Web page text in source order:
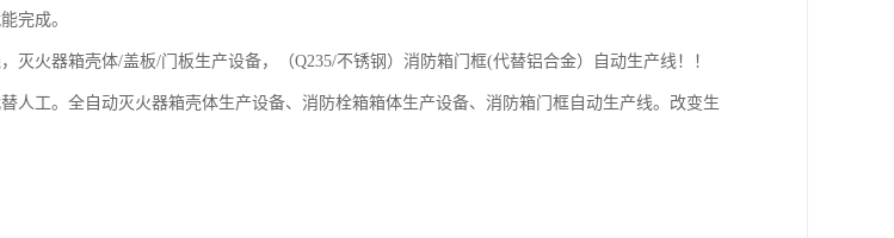
完成。
灭火器箱壳体/盖板/门板生产设备，（Q235/不锈钢）消防箱门框(代替铝合金）自动生产线！！
工。全自动灭火器箱壳体生产设备、消防栓箱箱体生产设备、消防箱门框自动生产线。改变生